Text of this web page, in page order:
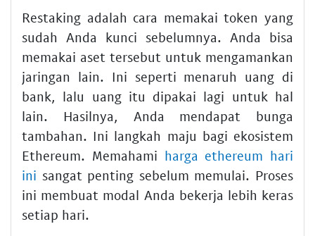
Restaking adalah cara memakai token yang
sudah Anda kunci sebelumnya. Anda bisa
memakai aset tersebut untuk mengamankan
jaringan lain. Ini seperti menaruh uang di
bank, lalu uang itu dipakai lagi untuk hal
lain. Hasilnya, Anda mendapat bunga
tambahan. Ini langkah maju bagi ekosistem
Ethereum. Memahami harga ethereum hari
ini sangat penting sebelum memulai. Proses
ini membuat modal Anda bekerja lebih keras
setiap hari.